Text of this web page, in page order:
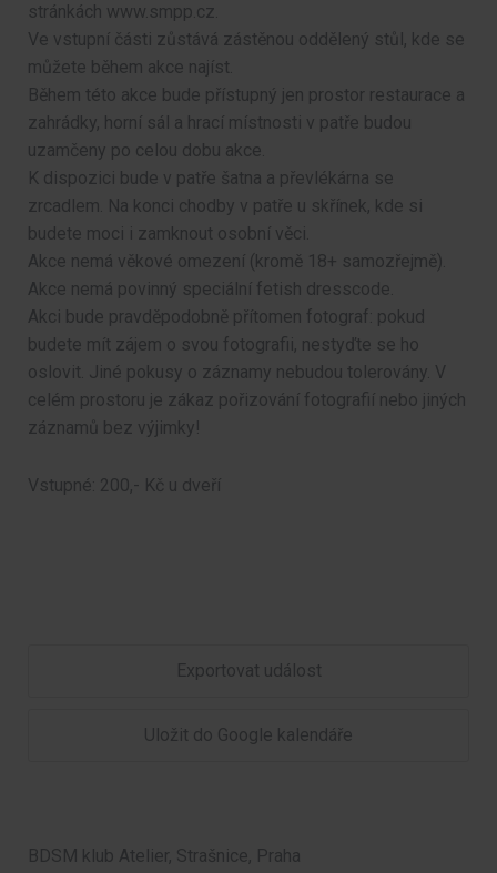
stránkách www.smpp.cz.
Ve vstupní části zůstává zástěnou oddělený stůl, kde se
můžete během akce najíst.
Během této akce bude přístupný jen prostor restaurace a
zahrádky, horní sál a hrací místnosti v patře budou
uzamčeny po celou dobu akce.
K dispozici bude v patře šatna a převlékárna se
zrcadlem. Na konci chodby v patře u skřínek, kde si
budete moci i zamknout osobní věci.
Akce nemá věkové omezení (kromě 18+ samozřejmě).
Akce nemá povinný speciální fetish dresscode.
Akci bude pravděpodobně přítomen fotograf: pokud
budete mít zájem o svou fotografii, nestyďte se ho
oslovit. Jiné pokusy o záznamy nebudou tolerovány. V
celém prostoru je zákaz pořizování fotografií nebo jiných
záznamů bez výjimky!
Vstupné: 200,- Kč u dveří
Exportovat událost
Uložit do Google kalendáře
BDSM klub Atelier, Strašnice, Praha